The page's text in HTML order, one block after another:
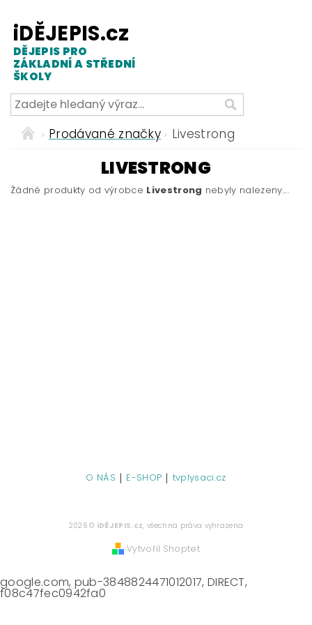
iDĚJEPIS.cz
DĚJEPIS PRO
ZÁKLADNÍ A STŘEDNÍ
ŠKOLY
Prodávané značky Livestrong
LIVESTRONG
Žádné produkty od výrobce Livestrong nebyly nalezeny....
O NÁS | E-SHOP | tvplysaci.cz
2026 © iDĚJEPIS.cz, všechna práva vyhrazena
Vytvořil Shoptet
google.com, pub-3848824471012017, DIRECT,
f08c47fec0942fa0